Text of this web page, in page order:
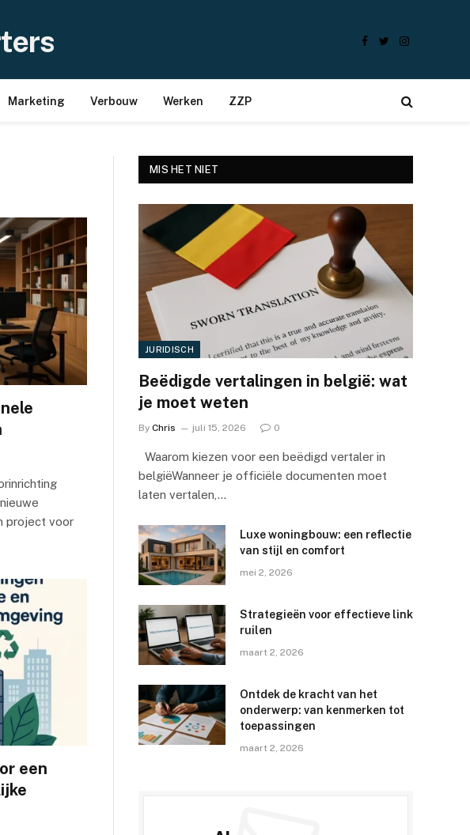
Facebook
TwitterInstagram
Marketing Verbouw Werken ZZP
project voor
een
MIS HET NIET
JURIDISCH
Beëdigde vertalingen in belgië: wat
je moet weten
By Chris juli 15, 2026 0
Waarom kiezen voor een beëdigd vertaler in
belgiëWanneer je officiële documenten moet
laten vertalen,…
Luxe woningbouw: een reflectie
van stijl en comfort
mei 2, 2026
Strategieën voor effectieve link
ruilen
maart 2, 2026
Ontdek de kracht van het
onderwerp: van kenmerken tot
toepassingen
maart 2, 2026